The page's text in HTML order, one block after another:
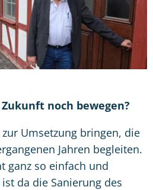
noch bewegen?
Umsetzung bringen, die
Jahren begleiten.
ganz so einfach und
da die Sanierung des